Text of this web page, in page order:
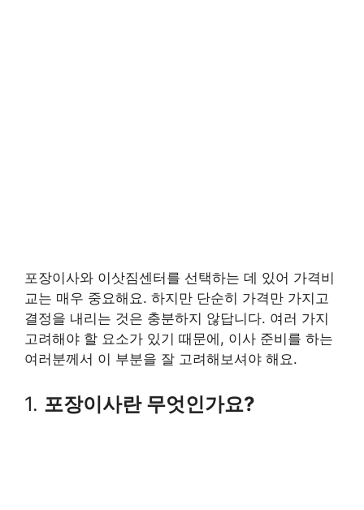
포장이사와 이삿짐센터를 선택하는 데 있어 가격비
교는 매우 중요해요. 하지만 단순히 가격만 가지고
결정을 내리는 것은 충분하지 않답니다. 여러 가지
고려해야 할 요소가 있기 때문에, 이사 준비를 하는
여러분께서 이 부분을 잘 고려해보셔야 해요.
1. 포장이사란 무엇인가요?